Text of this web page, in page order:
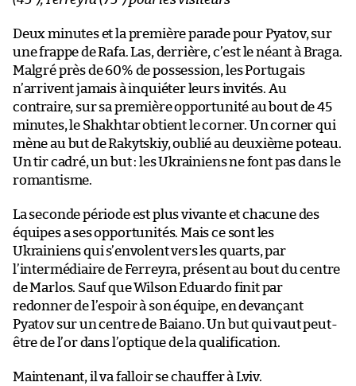
Deux minutes et la première parade pour Pyatov, sur
une frappe de Rafa. Las, derrière, c’est le néant à Braga.
Malgré près de 60% de possession, les Portugais
n’arrivent jamais à inquiéter leurs invités. Au
contraire, sur sa première opportunité au bout de 45
minutes, le Shakhtar obtient le corner. Un corner qui
mène au but de Rakytskiy, oublié au deuxième poteau.
Un tir cadré, un but : les Ukrainiens ne font pas dans le
romantisme.
La seconde période est plus vivante et chacune des
équipes a ses opportunités. Mais ce sont les
Ukrainiens qui s’envolent vers les quarts, par
l’intermédiaire de Ferreyra, présent au bout du centre
de Marlos. Sauf que Wilson Eduardo finit par
redonner de l’espoir à son équipe, en devançant
Pyatov sur un centre de Baiano. Un but qui vaut peut-
être de l’or dans l’optique de la qualification.
Maintenant, il va falloir se chauffer à Lviv.